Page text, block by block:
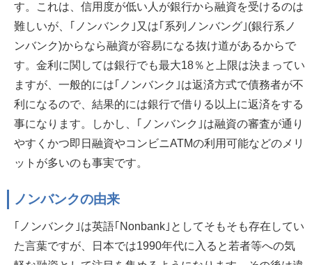
す。これは、信用度が低い人が銀行から融資を受けるのは
難しいが、｢ノンバンク｣又は｢系列ノンバング｣(銀行系ノ
ンバンク)からなら融資が容易になる抜け道があるからで
す。金利に関しては銀行でも最大18％と上限は決まってい
ますが、一般的には｢ノンバンク｣は返済方式で債務者が不
利になるので、結果的には銀行で借りる以上に返済をする
事になります。しかし、｢ノンバンク｣は融資の審査が通り
やすくかつ即日融資やコンビニATMの利用可能などのメリ
ットが多いのも事実です。
ノンバンクの由来
｢ノンバンク｣は英語｢Nonbank｣としてそもそも存在してい
た言葉ですが、日本では1990年代に入ると若者等への気